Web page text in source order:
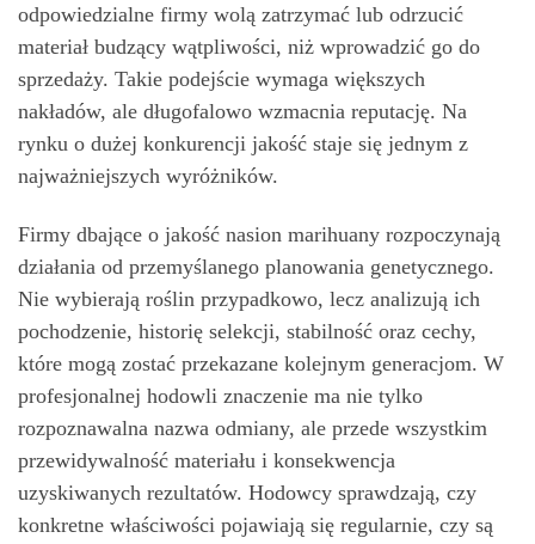
odpowiedzialne firmy wolą zatrzymać lub odrzucić
materiał budzący wątpliwości, niż wprowadzić go do
sprzedaży. Takie podejście wymaga większych
nakładów, ale długofalowo wzmacnia reputację. Na
rynku o dużej konkurencji jakość staje się jednym z
najważniejszych wyróżników.
Firmy dbające o jakość nasion marihuany rozpoczynają
działania od przemyślanego planowania genetycznego.
Nie wybierają roślin przypadkowo, lecz analizują ich
pochodzenie, historię selekcji, stabilność oraz cechy,
które mogą zostać przekazane kolejnym generacjom. W
profesjonalnej hodowli znaczenie ma nie tylko
rozpoznawalna nazwa odmiany, ale przede wszystkim
przewidywalność materiału i konsekwencja
uzyskiwanych rezultatów. Hodowcy sprawdzają, czy
konkretne właściwości pojawiają się regularnie, czy są